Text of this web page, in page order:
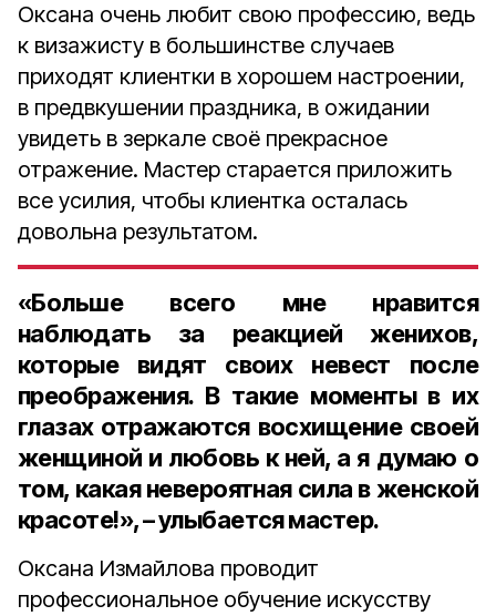
Оксана очень любит свою профессию, ведь
к визажисту в большинстве случаев
приходят клиентки в хорошем настроении,
в предвкушении праздника, в ожидании
увидеть в зеркале своё прекрасное
отражение. Мастер старается приложить
все усилия, чтобы клиентка осталась
довольна результатом.
«Больше всего мне нравится
наблюдать за реакцией женихов,
которые видят своих невест после
преображения. В такие моменты в их
глазах отражаются восхищение своей
женщиной и любовь к ней, а я думаю о
том, какая невероятная сила в женской
красоте!», – улыбается мастер.
Оксана Измайлова проводит
профессиональное обучение искусству